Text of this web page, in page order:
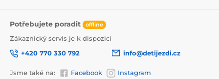
Potřebujete poradit offline
Zákaznický servis je k dispozici
+420 770 330 792
info@detijezdi.cz
Jsme také na: Facebook Instagram